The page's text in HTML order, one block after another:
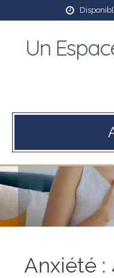
Un
Anxiété :